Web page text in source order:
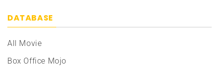
DATABASE
All Movie
Box Office Mojo